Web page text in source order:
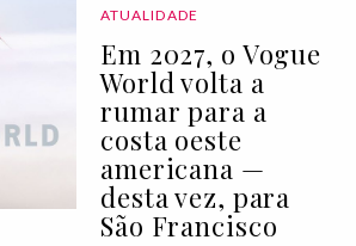
ATUALIDADE
Em 2027, o Vogue
World volta a
rumar para a
costa oeste
americana —
desta vez, para
São Francisco